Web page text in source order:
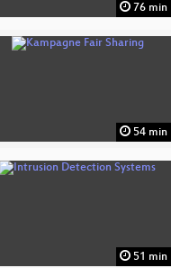
76 min
54 min
51 min